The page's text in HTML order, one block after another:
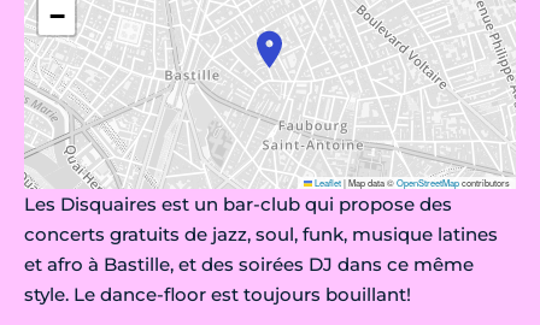
−
Leaflet|Map data ©OpenStreetMapcontributors
Les Disquaires est un bar-club qui propose des
concerts gratuits de jazz, soul, funk, musique latines
et afro à Bastille, et des soirées DJ dans ce même
style. Le dance-floor est toujours bouillant!